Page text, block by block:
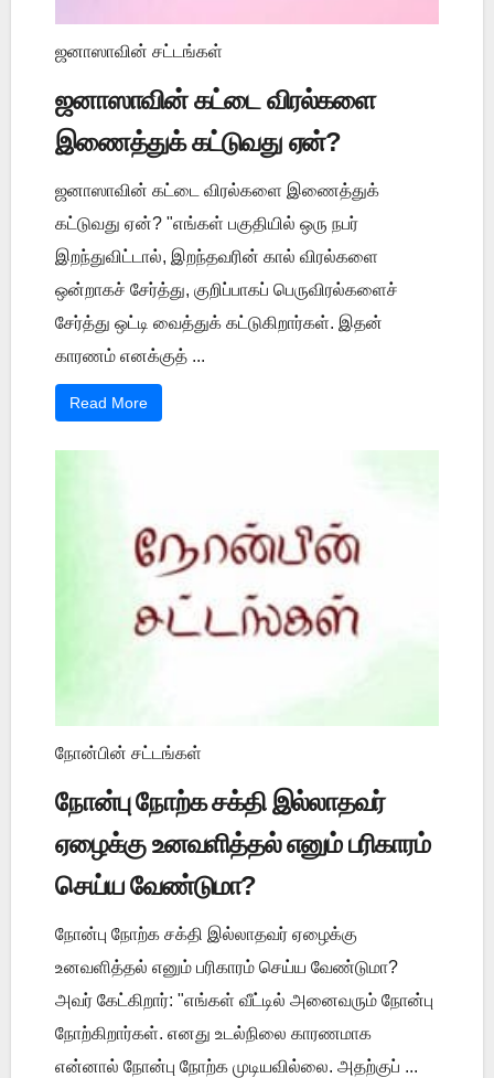
ஜனாஸாவின் சட்டங்கள்
ஜனாஸாவின் கட்டை விரல்களை
இணைத்துக் கட்டுவது ஏன்?
ஜனாஸாவின் கட்டை விரல்களை இணைத்துக்
கட்டுவது ஏன்? "எங்கள் பகுதியில் ஒரு நபர்
இறந்துவிட்டால், இறந்தவரின் கால் விரல்களை
ஒன்றாகச் சேர்த்து, குறிப்பாகப் பெருவிரல்களைச்
சேர்த்து ஒட்டி வைத்துக் கட்டுகிறார்கள். இதன்
காரணம் எனக்குத் ...
Read More
நோன்பின் சட்டங்கள்
நோன்பு நோற்க சக்தி இல்லாதவர்
ஏழைக்கு உனவளித்தல் எனும் பரிகாரம்
செய்ய வேண்டுமா?
நோன்பு நோற்க சக்தி இல்லாதவர் ஏழைக்கு
உனவளித்தல் எனும் பரிகாரம் செய்ய வேண்டுமா?
அவர் கேட்கிறார்: "எங்கள் வீட்டில் அனைவரும் நோன்பு
நோற்கிறார்கள். எனது உடல்நிலை காரணமாக
என்னால் நோன்பு நோற்க முடியவில்லை. அதற்குப் ...